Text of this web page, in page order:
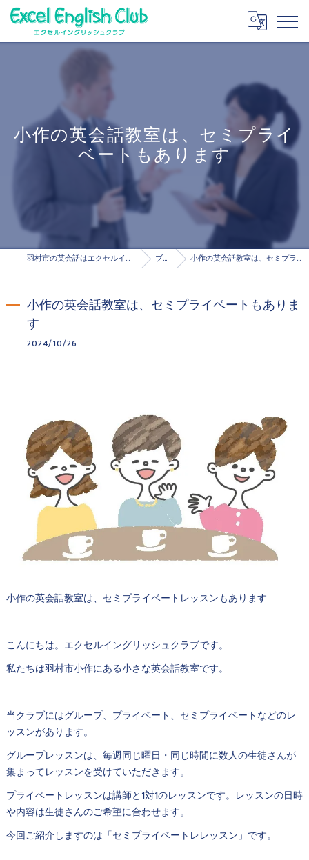
小作の英会話教室は、セミプライ
ベートもあります
羽村市の英会話はエクセルイングリッシュクラブ ブログ 小作の英会話教室は、セミプライベートもあります
小作の英会話教室は、セミプライベートもありま
す
2024/10/26
小作の英会話教室は、セミプライベートレッスンもあります
こんにちは。エクセルイングリッシュクラブです。
私たちは羽村市小作にある小さな英会話教室です。
当クラブにはグループ、プライベート、セミプライベートなどのレ
ッスンがあります。
グループレッスンは、毎週同じ曜日・同じ時間に数人の生徒さんが
集まってレッスンを受けていただきます。
プライベートレッスンは講師と1対1のレッスンです。レッスンの日時
や内容は生徒さんのご希望に合わせます。
今回ご紹介しますのは「セミプライベートレレッスン」です。